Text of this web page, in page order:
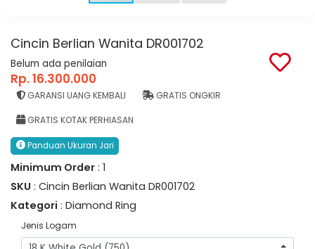
Cincin Berlian Wanita DR001702
Belum ada penilaian
Rp. 16.300.000
GARANSI UANG KEMBALI GRATIS ONGKIR
GRATIS KOTAK PERHIASAN
Panduan Ukuran Jari
Minimum Order : 1
SKU : Cincin Berlian Wanita DR001702
Kategori : Diamond Ring
Jenis Logam